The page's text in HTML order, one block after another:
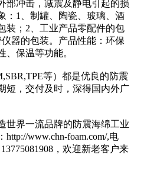
部冲击，减震及静电引起的损
：1、制罐、陶瓷、玻璃、酒
装；2、工业产品零配件的包
器的包装。产品性能：环保
保温等功能。
等）都是优良的防震
短，交付及时，深得国内外广
世界一流品牌的防震海绵工业
www.chn-foam.com/,电
，欢迎新老客户来